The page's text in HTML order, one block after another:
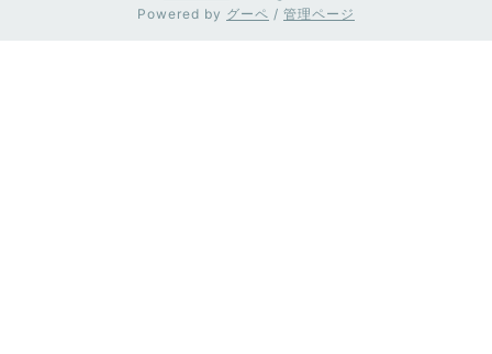
Powered by グーペ / 管理ページ